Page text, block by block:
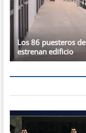
Los 86 puesteros
estrenan edificio